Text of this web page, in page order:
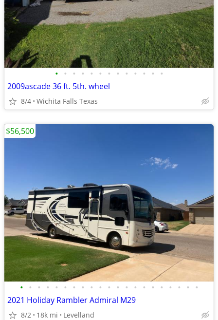
• • • • • • • • • • • • •
2009ascade 36 ft. 5th. wheel
8/4 Wichita Falls Texas
• • • • • • • • • • • • • • • • • • • • •
2021 Holiday Rambler Admiral M29
8/2 18k mi Levelland
$56,500